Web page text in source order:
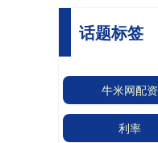
话题标签
牛米网配资
利率